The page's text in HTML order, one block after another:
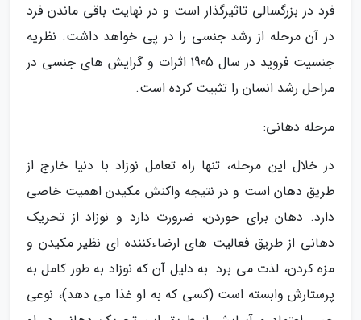
فرد در بزرگسالی تاثیرگذار است و در نهایت باقی ماندن فرد
در آن مرحله از رشد جنسی را در پی خواهد داشت. نظریه
جنسیت فروید در سال 1905 اثرات و گرایش های جنسی در
مراحل رشد انسان را تثبیت کرده است.
مرحله دهانی:
در خلال این مرحله، تنها راه تعامل نوزاد با دنیا خارج از
طریق دهان است و در نتیجه واکنش مکیدن اهمیت خاصی
دارد. دهان برای خوردن، ضرورت دارد و نوزاد از تحریک
دهانی از طریق فعالیت های ارضاءکننده ای نظیر مکیدن و
مزه کردن، لذت می برد. به دلیل آن که نوزاد به طور کامل به
پرستارش وابسته است (کسی که به او غذا می دهد)، نوعی